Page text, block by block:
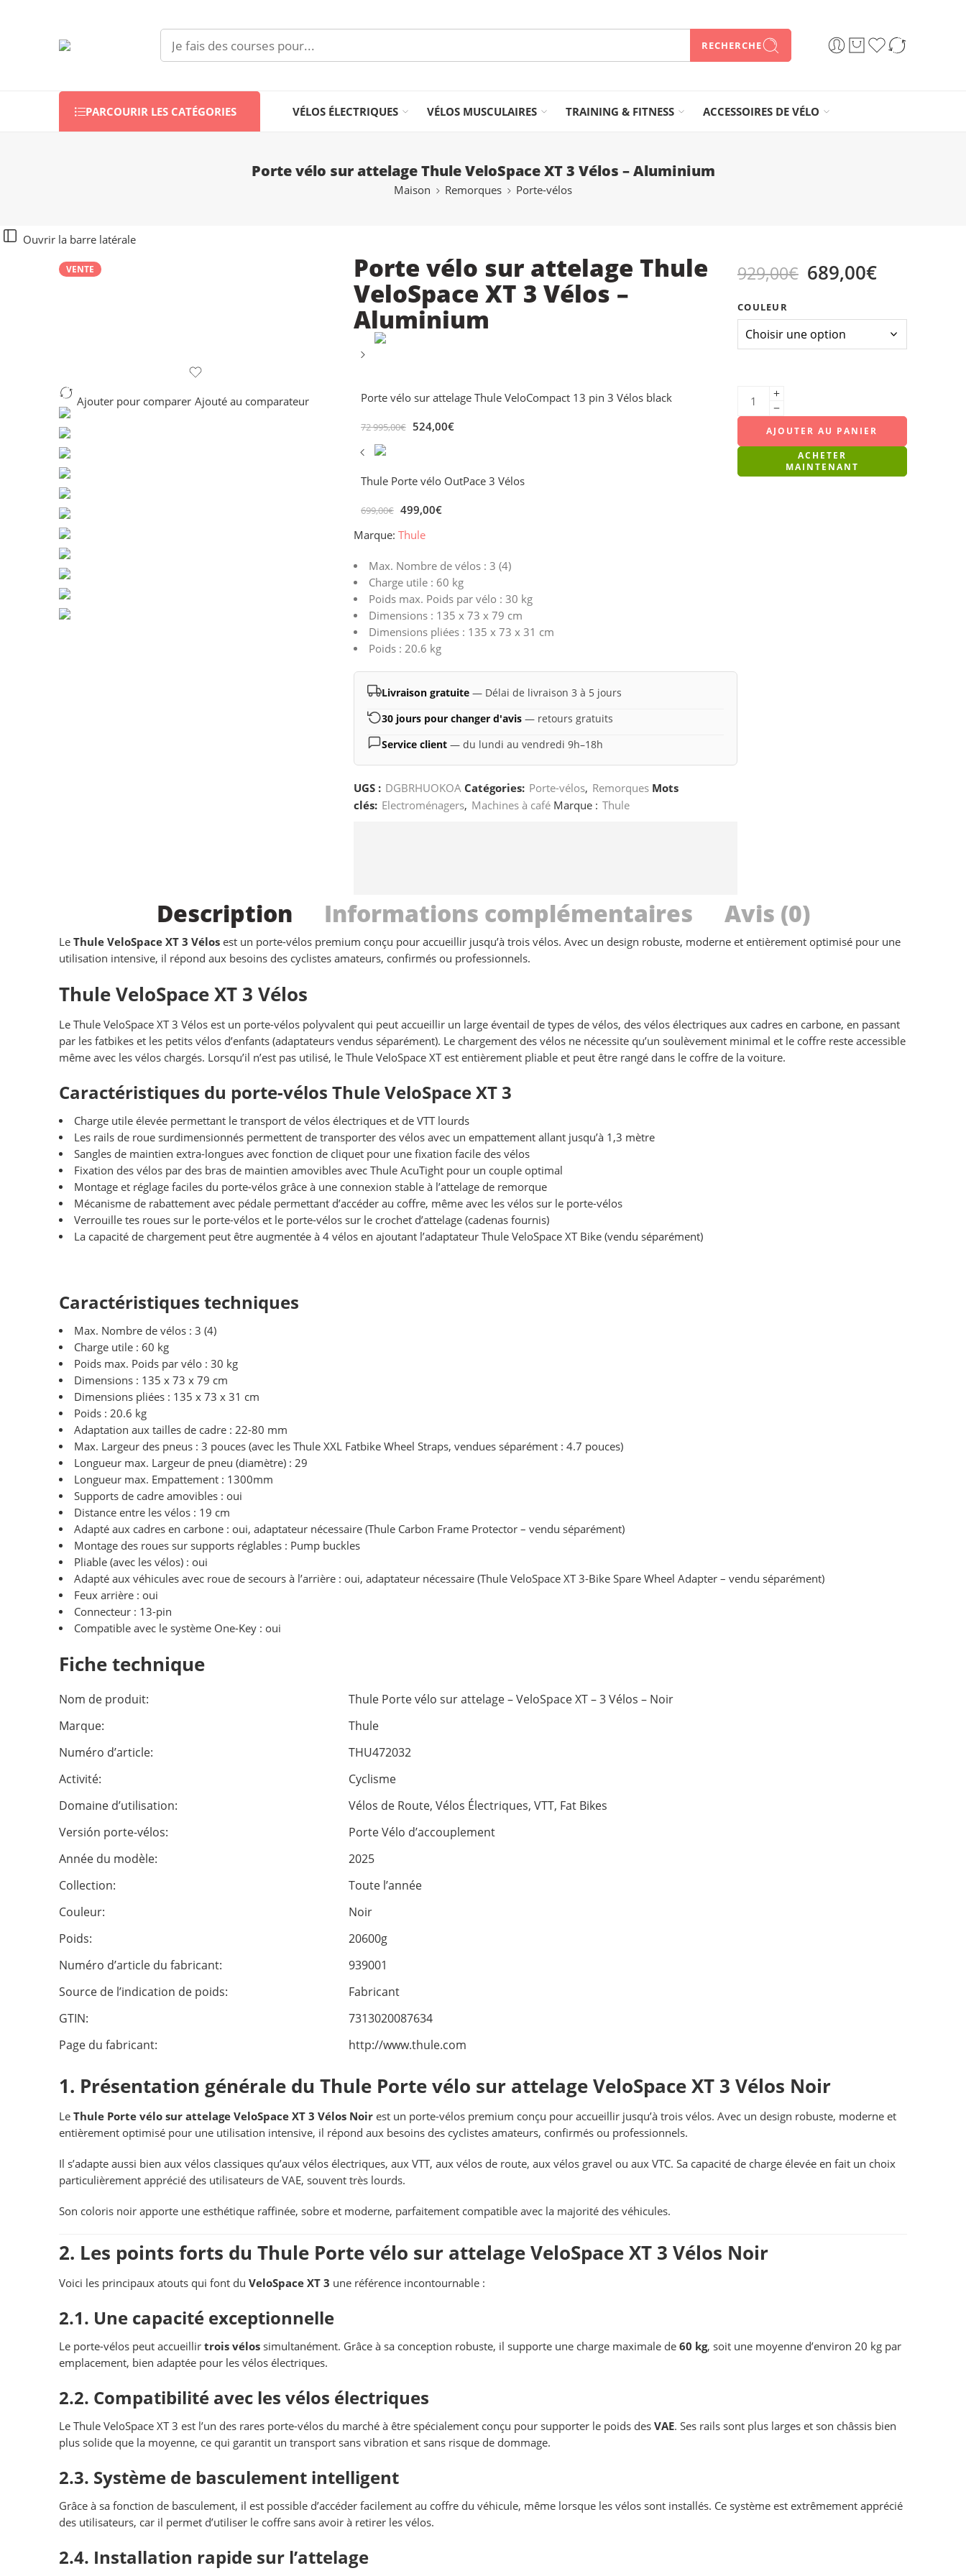
RECHERCHE
PARCOURIR LES CATÉGORIES VÉLOS ÉLECTRIQUES VÉLOS MUSCULAIRES TRAINING & FITNESS ACCESSOIRES DE VÉLO
Porte vélo sur attelage Thule VeloSpace XT 3 Vélos – Aluminium
Maison Remorques Porte-vélos
Ouvrir la barre latérale
VENTE
Ajouter pour comparer Ajouté au comparateur
Porte vélo sur attelage Thule
VeloSpace XT 3 Vélos –
Aluminium
Porte vélo sur attelage Thule VeloCompact 13 pin 3 Vélos black
72 995,00€ 524,00€
Thule Porte vélo OutPace 3 Vélos
699,00€ 499,00€
Marque: Thule
Max. Nombre de vélos : 3 (4)
Charge utile : 60 kg
Poids max. Poids par vélo : 30 kg
Dimensions : 135 x 73 x 79 cm
Dimensions pliées : 135 x 73 x 31 cm
Poids : 20.6 kg
Livraison gratuite — Délai de livraison 3 à 5 jours
30 jours pour changer d'avis — retours gratuits
Service client — du lundi au vendredi 9h–18h
UGS : DGBRHUOKOA Catégories: Porte-vélos, Remorques Mots
clés: Electroménagers, Machines à café Marque : Thule
929,00€ 689,00€
COULEUR
AJOUTER AU PANIER
ACHETER
MAINTENANT
Description Informations complémentaires Avis (0)
Le Thule VeloSpace XT 3 Vélos est un porte-vélos premium conçu pour accueillir jusqu’à trois vélos. Avec un design robuste, moderne et entièrement optimisé pour une
utilisation intensive, il répond aux besoins des cyclistes amateurs, confirmés ou professionnels.
Thule VeloSpace XT 3 Vélos
Le Thule VeloSpace XT 3 Vélos est un porte-vélos polyvalent qui peut accueillir un large éventail de types de vélos, des vélos électriques aux cadres en carbone, en passant
par les fatbikes et les petits vélos d’enfants (adaptateurs vendus séparément). Le chargement des vélos ne nécessite qu’un soulèvement minimal et le coffre reste accessible
même avec les vélos chargés. Lorsqu’il n’est pas utilisé, le Thule VeloSpace XT est entièrement pliable et peut être rangé dans le coffre de la voiture.
Caractéristiques du porte-vélos Thule VeloSpace XT 3
Charge utile élevée permettant le transport de vélos électriques et de VTT lourds
Les rails de roue surdimensionnés permettent de transporter des vélos avec un empattement allant jusqu’à 1,3 mètre
Sangles de maintien extra-longues avec fonction de cliquet pour une fixation facile des vélos
Fixation des vélos par des bras de maintien amovibles avec Thule AcuTight pour un couple optimal
Montage et réglage faciles du porte-vélos grâce à une connexion stable à l’attelage de remorque
Mécanisme de rabattement avec pédale permettant d’accéder au coffre, même avec les vélos sur le porte-vélos
Verrouille tes roues sur le porte-vélos et le porte-vélos sur le crochet d’attelage (cadenas fournis)
La capacité de chargement peut être augmentée à 4 vélos en ajoutant l’adaptateur Thule VeloSpace XT Bike (vendu séparément)
Caractéristiques techniques
Max. Nombre de vélos : 3 (4)
Charge utile : 60 kg
Poids max. Poids par vélo : 30 kg
Dimensions : 135 x 73 x 79 cm
Dimensions pliées : 135 x 73 x 31 cm
Poids : 20.6 kg
Adaptation aux tailles de cadre : 22-80 mm
Max. Largeur des pneus : 3 pouces (avec les Thule XXL Fatbike Wheel Straps, vendues séparément : 4.7 pouces)
Longueur max. Largeur de pneu (diamètre) : 29
Longueur max. Empattement : 1300mm
Supports de cadre amovibles : oui
Distance entre les vélos : 19 cm
Adapté aux cadres en carbone : oui, adaptateur nécessaire (Thule Carbon Frame Protector – vendu séparément)
Montage des roues sur supports réglables : Pump buckles
Pliable (avec les vélos) : oui
Adapté aux véhicules avec roue de secours à l’arrière : oui, adaptateur nécessaire (Thule VeloSpace XT 3-Bike Spare Wheel Adapter – vendu séparément)
Feux arrière : oui
Connecteur : 13-pin
Compatible avec le système One-Key : oui
Fiche technique
Nom de produit:
Thule Porte vélo sur attelage – VeloSpace XT – 3 Vélos – Noir
Marque:
Thule
Numéro d’article:
THU472032
Activité:
Cyclisme
Domaine d’utilisation:
Vélos de Route, Vélos Électriques, VTT, Fat Bikes
Versión porte-vélos:
Porte Vélo d’accouplement
Année du modèle:
2025
Collection:
Toute l’année
Couleur:
Noir
Poids:
20600g
Numéro d’article du fabricant:
939001
Source de l’indication de poids:
Fabricant
GTIN:
7313020087634
Page du fabricant:
http://www.thule.com
1. Présentation générale du Thule Porte vélo sur attelage VeloSpace XT 3 Vélos Noir
Le Thule Porte vélo sur attelage VeloSpace XT 3 Vélos Noir est un porte-vélos premium conçu pour accueillir jusqu’à trois vélos. Avec un design robuste, moderne et
entièrement optimisé pour une utilisation intensive, il répond aux besoins des cyclistes amateurs, confirmés ou professionnels.
Il s’adapte aussi bien aux vélos classiques qu’aux vélos électriques, aux VTT, aux vélos de route, aux vélos gravel ou aux VTC. Sa capacité de charge élevée en fait un choix
particulièrement apprécié des utilisateurs de VAE, souvent très lourds.
Son coloris noir apporte une esthétique raffinée, sobre et moderne, parfaitement compatible avec la majorité des véhicules.
2. Les points forts du Thule Porte vélo sur attelage VeloSpace XT 3 Vélos Noir
Voici les principaux atouts qui font du VeloSpace XT 3 une référence incontournable :
2.1. Une capacité exceptionnelle
Le porte-vélos peut accueillir trois vélos simultanément. Grâce à sa conception robuste, il supporte une charge maximale de 60 kg, soit une moyenne d’environ 20 kg par
emplacement, bien adaptée pour les vélos électriques.
2.2. Compatibilité avec les vélos électriques
Le Thule VeloSpace XT 3 est l’un des rares porte-vélos du marché à être spécialement conçu pour supporter le poids des VAE. Ses rails sont plus larges et son châssis bien
plus solide que la moyenne, ce qui garantit un transport sans vibration et sans risque de dommage.
2.3. Système de basculement intelligent
Grâce à sa fonction de basculement, il est possible d’accéder facilement au coffre du véhicule, même lorsque les vélos sont installés. Ce système est extrêmement apprécié
des utilisateurs, car il permet d’utiliser le coffre sans avoir à retirer les vélos.
2.4. Installation rapide sur l’attelage